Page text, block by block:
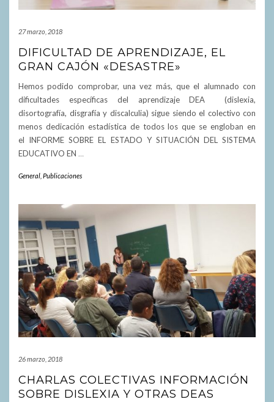
27 marzo, 2018
DIFICULTAD DE APRENDIZAJE, EL
GRAN CAJÓN «DESASTRE»
Hemos podido comprobar, una vez más, que el alumnado con
dificultades específicas del aprendizaje DEA (dislexia,
disortografía, disgrafía y discalculia) sigue siendo el colectivo con
menos dedicación estadística de todos los que se engloban en
el INFORME SOBRE EL ESTADO Y SITUACIÓN DEL SISTEMA
EDUCATIVO EN …
General Publicaciones
26 marzo, 2018
CHARLAS COLECTIVAS INFORMACIÓN
SOBRE DISLEXIA Y OTRAS DEAS